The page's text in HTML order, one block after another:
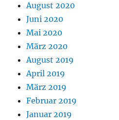
August 2020
Juni 2020
Mai 2020
März 2020
August 2019
April 2019
März 2019
Februar 2019
Januar 2019